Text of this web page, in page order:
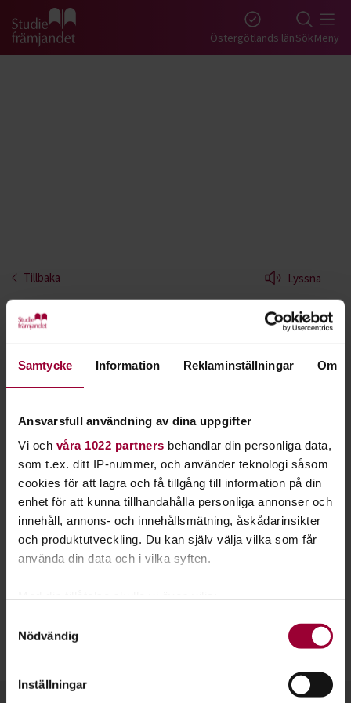
Samtycke Information Reklaminställningar Om
Ansvarsfull användning av dina uppgifter
Vi och våra 1022 partners behandlar din personliga data,
som t.ex. ditt IP-nummer, och använder teknologi såsom
cookies för att lagra och få tillgång till information på din
enhet för att kunna tillhandahålla personliga annonser och
innehåll, annons- och innehållsmätning, åskådarinsikter
och produktutveckling. Du kan själv välja vilka som får
använda din data och i vilka syften.
som kan ha en noggrannhet på upp till flera meter
Ta reda på mer om hur dina personliga uppgifter
Nödvändig
Inställningar
Gå till studiefrämjandets startsida Östergötlands länSökMeny
Tillbaka Lyssna
Figurmålning - Östergötland
Här har du en riktigt kreativ hobby. Lär dig att
måla spelfigurer med smart teknik och kreativ
fantasi.
I en studiecirkel inomfigurmålningprovar du olika tekniker
som förenklar och förbättrar din målning. Låt fantasin flöda
och bejaka idéerna som kommer medan du målar.
Modellerna och figurerna kan vara historiska, realistiska
eller fantasyorienterade. Hitta just dina favoritfigurer.
Figurmålning kan utövas både enskilt och grupp. Genom att
måla tillsammans kan ni lära er målningstekniker av
färger.
Studiefrämjandet hjälper er med allt ifrån lokal och